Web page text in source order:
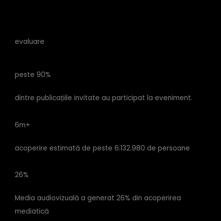
evaluare
peste 90%
dintre publicațiile invitate au participat la eveniment.
6m+
acoperire estimată de peste 6.132.980 de persoane
26%
Media audiovizuală a generat 26% din acoperirea
mediatică